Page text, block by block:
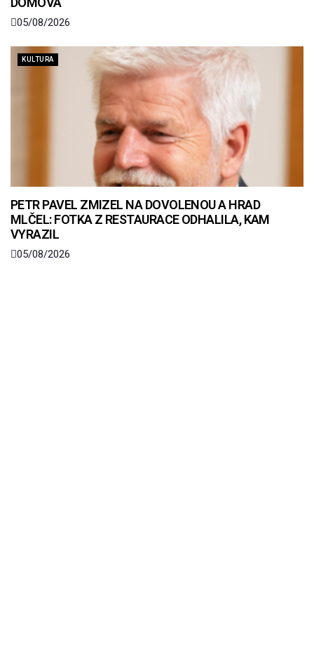
05/08/2026
KULTURA
PETR PAVEL ZMIZEL NA DOVOLENOU A HRAD
MLČEL: FOTKA Z RESTAURACE ODHALILA, KAM
VYRAZIL
05/08/2026